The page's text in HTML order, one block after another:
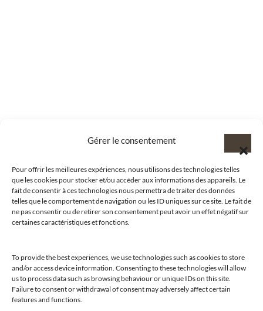
Gérer le consentement
Pour offrir les meilleures expériences, nous utilisons des technologies telles
que les cookies pour stocker et/ou accéder aux informations des appareils. Le
fait de consentir à ces technologies nous permettra de traiter des données
telles que le comportement de navigation ou les ID uniques sur ce site. Le fait de
ne pas consentir ou de retirer son consentement peut avoir un effet négatif sur
certaines caractéristiques et fonctions.
To provide the best experiences, we use technologies such as cookies to store
and/or access device information. Consenting to these technologies will allow
us to process data such as browsing behaviour or unique IDs on this site.
Failure to consent or withdrawal of consent may adversely affect certain
features and functions.@clubamilcar